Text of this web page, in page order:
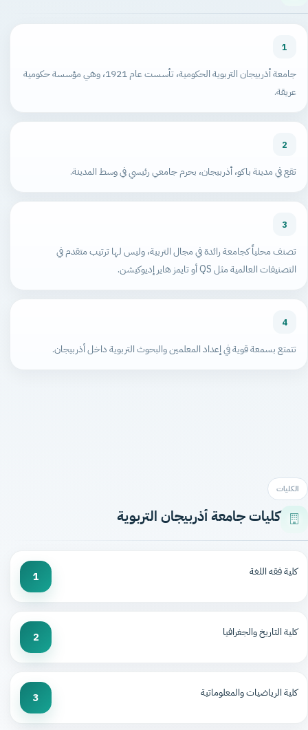
1
جامعة أذربيجان التربوية الحكومية، تأسست عام 1921، وهي مؤسسة حكومية
عريقة.
2
تقع في مدينة باكو، أذربيجان، بحرم جامعي رئيسي في وسط المدينة.
3
تصنف محلياً كجامعة رائدة في مجال التربية، وليس لها ترتيب متقدم في
التصنيفات العالمية مثل QS أو تايمز هاير إديوكيشن.
4
تتمتع بسمعة قوية في إعداد المعلمين والبحوث التربوية داخل أذربيجان.
الكليات
كليات جامعة أذربيجان التربوية
كلية فقه اللغة 1
كلية التاريخ والجغرافيا 2
كلية الرياضيات والمعلوماتية 3